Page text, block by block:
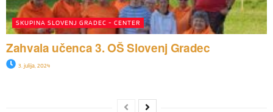
SKUPINA SLOVENJ GRADEC - CENTER
Zahvala učenca 3. OŠ Slovenj Gradec
3. julija, 2024